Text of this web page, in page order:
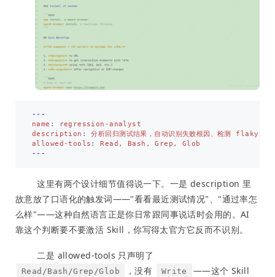
---
name :
regression-analyst
description :
分析回归测试结果，自动识别失败根因、检测 flaky
allowed-tools :
Read, Bash, Grep, Glob
---
这里有两个设计细节值得说一下。一是 description 里
故意放了口语化的触发词——"看看最近测试情况"、"通过率怎
么样"——这种自然语言正是你日常跟同事说话时会用的。AI
靠这个判断要不要激活 Skill，你写得太官方它反而不识别。
二是 allowed-tools 只声明了
Read/Bash/Grep/Glob ，没有 Write
——这个 Skill